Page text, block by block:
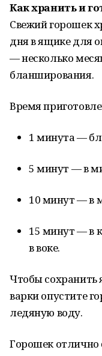
Как хранить и
Свежий горошек
дня в ящике для
— несколько
бланширования.
Время
1 минута —
5 минут — в
10 минут — в
15 минут — в
в воке.
Чтобы сохранить
варки опустите
ледяную воду.
Горошек отлично